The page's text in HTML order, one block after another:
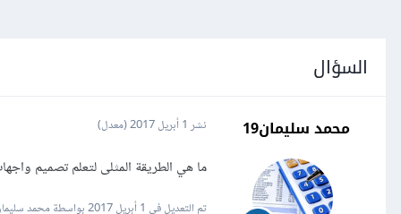
السؤال
محمد سليمان19 نشر 1 أبريل 2017 (معدل)
ما هي الطريقة المثلى لتعلم تصميم
تم التعديل في 1 أبريل 2017 بواسطة محمد